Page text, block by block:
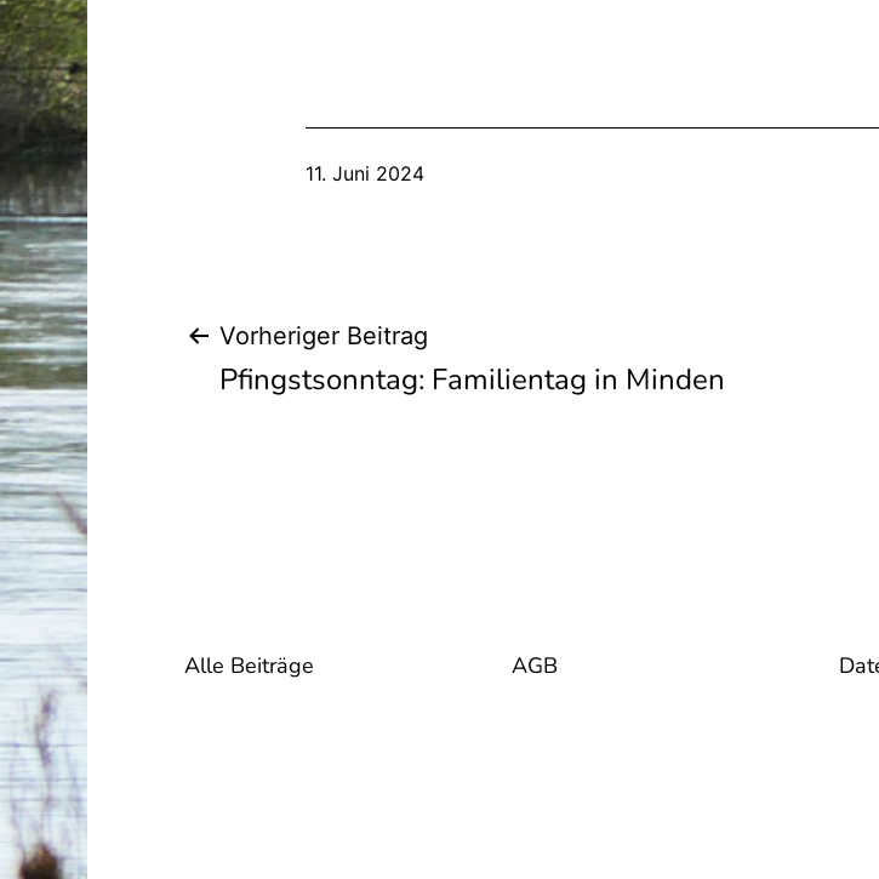
Veröffentlicht
11. Juni 2024
Beitragsnavigation
Vorheriger Beitrag
Pfingstsonntag: Familientag in Minden
Alle Beiträge AGB